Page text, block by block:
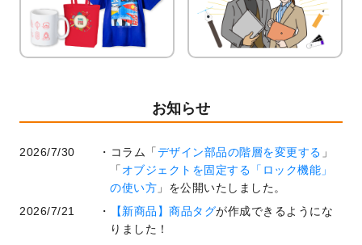
お知らせ
2026/7/30 コラム「デザイン部品の階層を変更する 」
「 オブジェクトを固定する「ロック機能」
の使い方 」を公開いたしました。
2026/7/21
【新商品】商品タグが作成できるようにな
りました！